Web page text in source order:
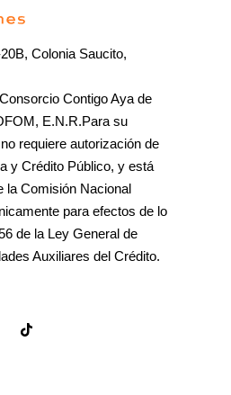
Colonia Saucito,
Contigo Aya de
E.N.R.Para su
requiere autorización de
y Crédito Público, y está
la Comisión Nacional
para efectos de lo
de la Ley General de
Auxiliares del Crédito.